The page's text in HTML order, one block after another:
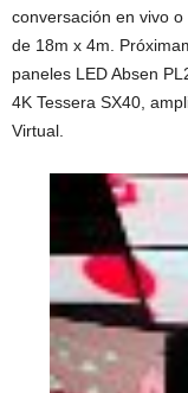
conversación en vivo
de 18m x 4m.
paneles LED Absen
4K Tessera SX40,
Virtual.